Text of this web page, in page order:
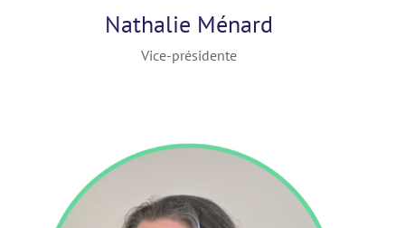
Nathalie Ménard
Vice-présidente